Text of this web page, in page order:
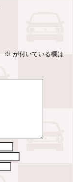
※ が付いている欄は